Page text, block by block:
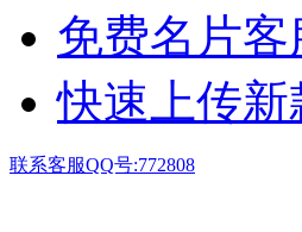
免费名片客
快速上传新
联系客服QQ号:772808